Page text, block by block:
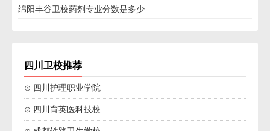
绵阳丰谷卫校药剂专业分数是多少
四川卫校推荐
⊙ 四川护理职业学院
⊙ 四川育英医科技校